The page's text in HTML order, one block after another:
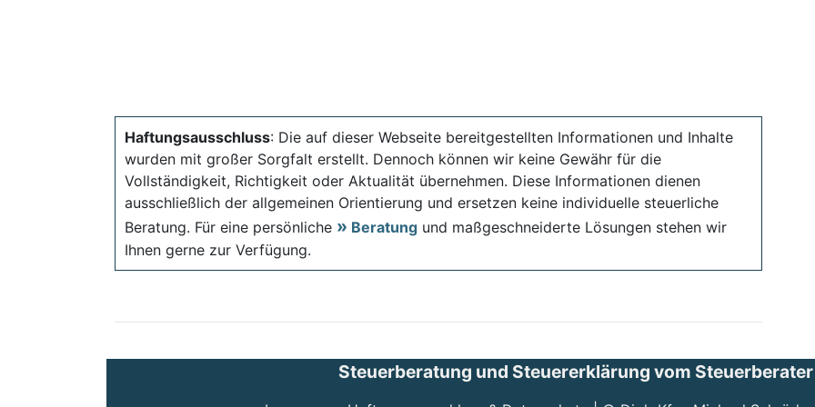
Haftungsausschluss: Die auf dieser Webseite bereitgestellten Informationen und Inhalte
wurden mit großer Sorgfalt erstellt. Dennoch können wir keine Gewähr für die
Vollständigkeit, Richtigkeit oder Aktualität übernehmen. Diese Informationen dienen
ausschließlich der allgemeinen Orientierung und ersetzen keine individuelle steuerliche
Beratung. Für eine persönliche
Beratung und maßgeschneiderte Lösungen stehen wir
Ihnen gerne zur Verfügung.
Steuerberatung und Steuererklärung vom